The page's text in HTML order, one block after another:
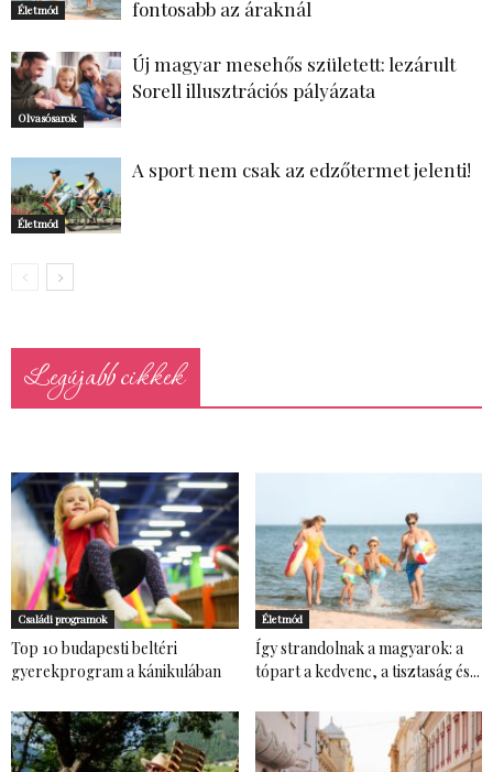
Életmód fontosabb az áraknál
Olvasósarok
Új magyar mesehős született: lezárult
Sorell illusztrációs pályázata
Életmód
A sport nem csak az edzőtermet jelenti!
Legújabb cikkek
Családi programok
Top 10 budapesti beltéri
gyerekprogram a kánikulában
Életmód
Így strandolnak a magyarok: a
tópart a kedvenc, a tisztaság és...